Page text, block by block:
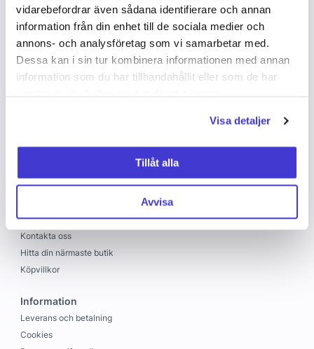
vidarebefordrar även sådana identifierare och annan
information från din enhet till de sociala medier och
annons- och analysföretag som vi samarbetar med.
Dessa kan i sin tur kombinera informationen med annan
information som du har tillhandahållit eller som de har
Visa detaljer
Tillåt alla
Avvisa
Vendre
C&C
Jobba hos oss
Kontakta oss
Hitta din närmaste butik
Köpvillkor
Information
Leverans och betalning
Cookies